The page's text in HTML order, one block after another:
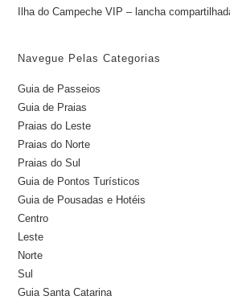
Ilha do Campeche VIP – lancha
Navegue Pelas Categorias
Guia de Passeios
Guia de Praias
Praias do Leste
Praias do Norte
Praias do Sul
Guia de Pontos Turísticos
Guia de Pousadas e Hotéis
Centro
Leste
Norte
Sul
Guia Santa Catarina